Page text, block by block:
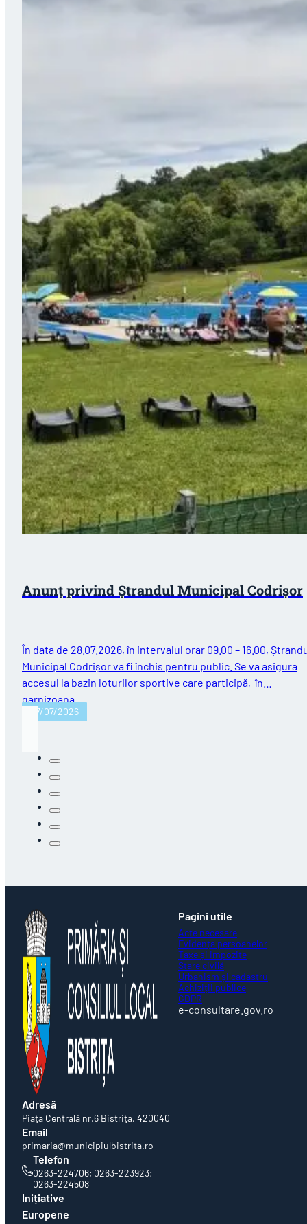
Anunț privind Ștrandul Municipal Codrișor
În data de 28.07.2026, în intervalul orar 09.00 – 16.00,
Municipal Codrișor va fi închis pentru public. Se va asigura
accesul la bazin loturilor sportive care participă, în
garnizoana…
27/07/2026
Adresă
Piaţa Centrală nr.6 Bistriţa, 420040
Email
primaria@municipiulbistrita.ro
Telefon
0263-224706; 0263-223923;
0263-224508
Pagini utile
Acte necesare
Evidența persoanelor
Taxe și impozite
Stare civilă
Urbanism și cadastru
Achiziții publice
GDPR
e-consultare.gov.ro
Inițiative
Europene